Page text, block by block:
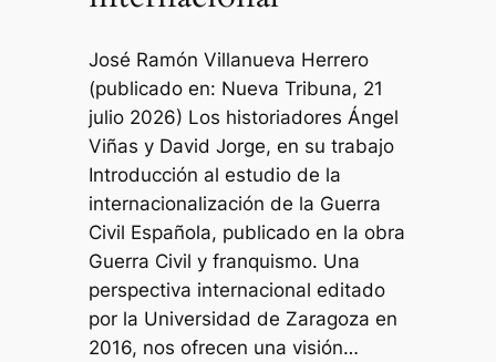
José Ramón Villanueva Herrero
(publicado en: Nueva Tribuna, 21
julio 2026) Los historiadores Ángel
Viñas y David Jorge, en su trabajo
Introducción al estudio de la
internacionalización de la Guerra
Civil Española, publicado en la obra
Guerra Civil y franquismo. Una
perspectiva internacional editado
por la Universidad de Zaragoza en
2016, nos ofrecen una visión…